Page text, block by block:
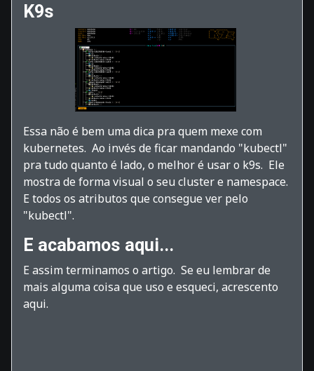
K9s
Essa não é bem uma dica pra quem mexe com
kubernetes. Ao invés de ficar mandando "kubectl"
pra tudo quanto é lado, o melhor é usar o k9s. Ele
mostra de forma visual o seu cluster e namespace.
E todos os atributos que consegue ver pelo
"kubectl".
E acabamos aqui...
E assim terminamos o artigo. Se eu lembrar de
mais alguma coisa que uso e esqueci, acrescento
aqui.